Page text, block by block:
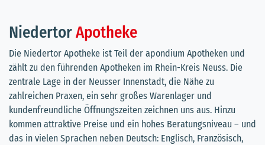
NiedertorApotheke
Die Niedertor Apotheke ist Teil der apondium Apotheken und
zählt zu den führenden Apotheken im Rhein-Kreis Neuss. Die
zentrale Lage in der Neusser Innenstadt, die Nähe zu
zahlreichen Praxen, ein sehr großes Warenlager und
kundenfreundliche Öffnungszeiten zeichnen uns aus. Hinzu
kommen attraktive Preise und ein hohes Beratungsniveau – und
das in vielen Sprachen neben Deutsch: Englisch, Französisch,